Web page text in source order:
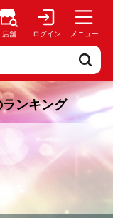
店舗 ログイン メニュー
ンキング